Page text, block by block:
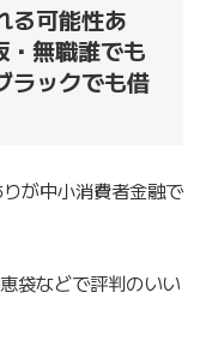
る可能性あ
無職誰でも
ラックでも借
が中小消費者金融で
袋などで評判のいい